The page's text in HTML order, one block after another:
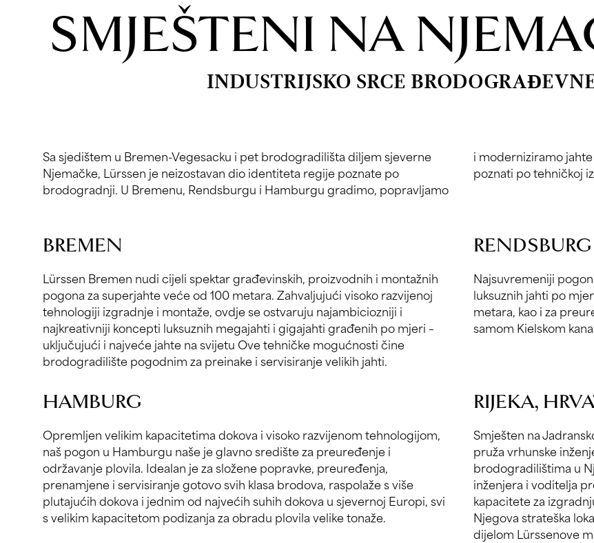
SMJEŠTENI NA
INDUSTRIJSKO SRCE
Sa sjedištem u Bremen-Vegesacku i pet brodogradilišta diljem sjeverne
Njemačke, Lürssen je neizostavan dio identiteta regije poznate po
brodogradnji. U Bremenu, Rendsburgu i Hamburgu gradimo, popravljamo
i moderniziramo jahte za zahtjevne vlasnike iz cijelog svijeta i svjetski smo
poznati po tehničkoj
BREMEN
Lürssen Bremen nudi cijeli spektar građevinskih, proizvodnih i montažnih
pogona za superjahte veće od 100 metara. Zahvaljujući visoko razvijenoj
tehnologiji izgradnje i montaže, ovdje se ostvaruju najambiciozniji i
najkreativniji koncepti luksuznih megajahti i gigajahti građenih po mjeri –
uključujući i najveće jahte na svijetu Ove tehničke mogućnosti čine
brodogradilište pogodnim za preinake i servisiranje velikih jahti.
RENDSBURG
Najsuvremeniji
luksuznih jahti po
metara, kao i za
samom Kielskom
HAMBURG
Opremljen velikim kapacitetima dokova i visoko razvijenom tehnologijom,
naš pogon u Hamburgu naše je glavno središte za preuređenje i
održavanje plovila. Idealan je za složene popravke, preuređenja,
prenamjene i servisiranje gotovo svih klasa brodova, raspolaže s više
plutajućih dokova i jednim od najvećih suhih dokova u sjevernoj Europi, svi
s velikim kapacitetom podizanja za obradu plovila velike tonaže.
RIJEKA,
Smješten na
pruža vrhunske
brodogradilištima u
inženjera i voditelja
kapacitete za
Njegova strateška
dijelom Lürssenove